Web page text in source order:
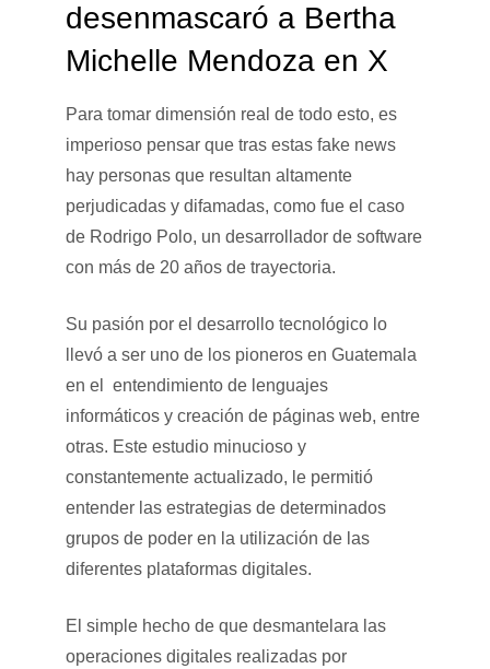
desenmascaró a Bertha
Michelle Mendoza en X
Para tomar dimensión real de todo esto, es
imperioso pensar que tras estas fake news
hay personas que resultan altamente
perjudicadas y difamadas, como fue el caso
de Rodrigo Polo, un desarrollador de software
con más de 20 años de trayectoria.
Su pasión por el desarrollo tecnológico lo
llevó a ser uno de los pioneros en Guatemala
en el entendimiento de lenguajes
informáticos y creación de páginas web, entre
otras. Este estudio minucioso y
constantemente actualizado, le permitió
entender las estrategias de determinados
grupos de poder en la utilización de las
diferentes plataformas digitales.
El simple hecho de que desmantelara las
operaciones digitales realizadas por